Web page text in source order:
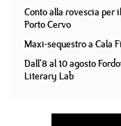
Conto alla rovescia per
Porto Cervo
Maxi-sequestro a Cala
Dall'8 al 10 agosto
Literary Lab